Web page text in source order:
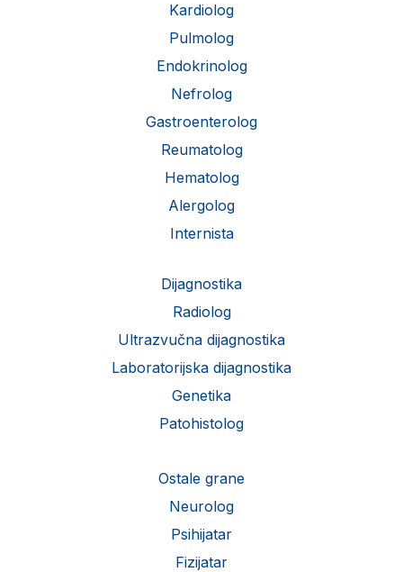
Kardiolog
Pulmolog
Endokrinolog
Nefrolog
Gastroenterolog
Reumatolog
Hematolog
Alergolog
Internista
Dijagnostika
Radiolog
Ultrazvučna dijagnostika
Laboratorijska dijagnostika
Genetika
Patohistolog
Ostale grane
Neurolog
Psihijatar
Fizijatar